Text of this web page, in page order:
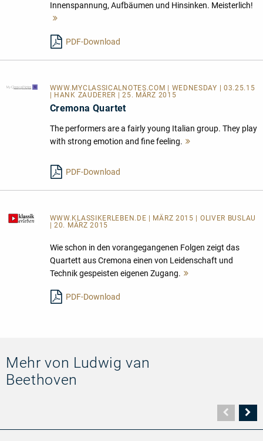
Innenspannung, Aufbäumen und Hinsinken. Meisterlich!
PDF-Download
WWW.MYCLASSICALNOTES.COM
| WEDNESDAY | 03.25.15
| HANK ZAUDERER | 25. MÄRZ 2015
Cremona Quartet
The performers are a fairly young Italian group. They play
with strong emotion and fine feeling.
PDF-Download
WWW.KLASSIKERLEBEN.DE
| MÄRZ 2015 | OLIVER BUSLAU
| 20. MÄRZ 2015
Wie schon in den vorangegangenen Folgen zeigt das
Quartett aus Cremona einen von Leidenschaft und
Technik gespeisten eigenen Zugang.
PDF-Download
Mehr von Ludwig van
Beethoven
Seite